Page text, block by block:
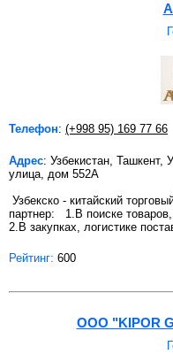
Телефон: (+998 95) 169 77 66
Адрес: Узбекистан, Ташкент,
улица, дом 552А
Узбекско - китайский
партнер: 1.В поиске
2.В закупках, логистике
Рейтинг: 600
OOO "KIPOR